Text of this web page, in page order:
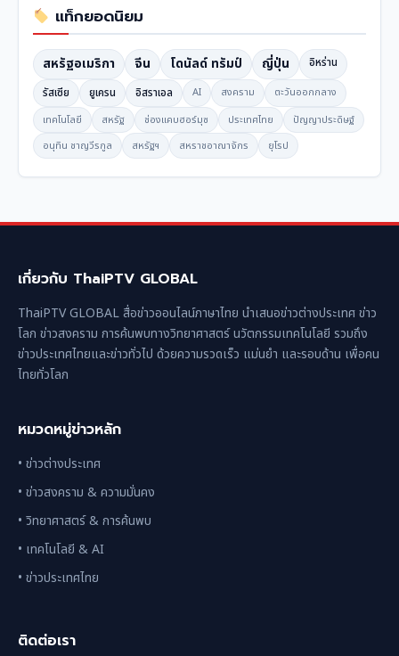
แท็กยอดนิยม
สหรัฐอเมริกา จีน โดนัลด์ ทรัมป์ ญี่ปุ่น
อิหร่าน
รัสเซีย
ยูเครน อิสราเอล AI สงคราม
ตะวันออกกลาง
เทคโนโลยี
สหรัฐ ช่องแคบฮอร์มุซ ประเทศไทย
ปัญญาประดิษฐ์
อนุทิน ชาญวีรกูล
สหรัฐฯ สหราชอาณาจักร ยุโรป
เกี่ยวกับ ThaiPTV GLOBAL
ThaiPTV GLOBAL สื่อข่าวออนไลน์ภาษาไทย นำเสนอข่าวต่างประเทศ ข่าว
โลก ข่าวสงคราม การค้นพบทางวิทยาศาสตร์ นวัตกรรมเทคโนโลยี รวมถึง
ข่าวประเทศไทยและข่าวทั่วไป ด้วยความรวดเร็ว แม่นยำ และรอบด้าน เพื่อคน
ไทยทั่วโลก
หมวดหมู่ข่าวหลัก
• ข่าวต่างประเทศ
• ข่าวสงคราม & ความมั่นคง
• วิทยาศาสตร์ & การค้นพบ
• เทคโนโลยี & AI
• ข่าวประเทศไทย
ติดต่อเรา